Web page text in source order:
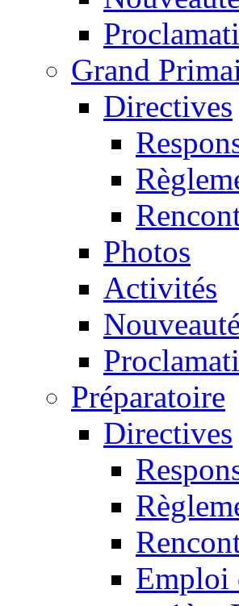
Grand
Directives
Photos
Activités
Préparatoire
Directives
Emploi